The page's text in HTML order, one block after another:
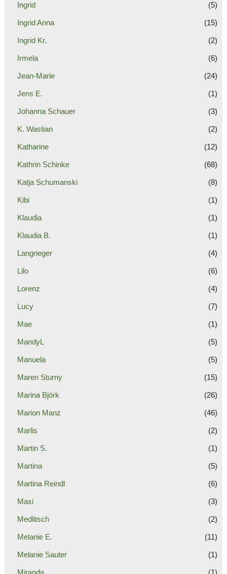
Ingrid (5)
Ingrid Anna (15)
Ingrid Kr. (2)
Irmela (6)
Jean-Marie (24)
Jens E. (1)
Johanna Schauer (3)
K. Wastian (2)
Katharine (12)
Kathrin Schinke (68)
Katja Schumanski (8)
Kibi (1)
Klaudia (1)
Klaudia B. (1)
Langrieger (4)
Lilo (6)
Lorenz (4)
Lucy (7)
Mae (1)
MandyL (5)
Manuela (5)
Maren Sturny (15)
Marina Björk (26)
Marion Manz (46)
Marlis (2)
Martin S. (1)
Martina (5)
Martina Reindl (6)
Maxi (3)
Medlitsch (2)
Melanie E. (11)
Melanie Sauter (1)